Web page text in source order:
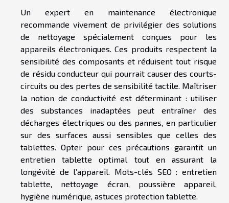
Un expert en maintenance électronique
recommande vivement de privilégier des solutions
de nettoyage spécialement conçues pour les
appareils électroniques. Ces produits respectent la
sensibilité des composants et réduisent tout risque
de résidu conducteur qui pourrait causer des courts-
circuits ou des pertes de sensibilité tactile. Maîtriser
la notion de conductivité est déterminant : utiliser
des substances inadaptées peut entraîner des
décharges électriques ou des pannes, en particulier
sur des surfaces aussi sensibles que celles des
tablettes. Opter pour ces précautions garantit un
entretien tablette optimal tout en assurant la
longévité de l’appareil. Mots-clés SEO : entretien
tablette, nettoyage écran, poussière appareil,
hygiène numérique, astuces protection tablette.